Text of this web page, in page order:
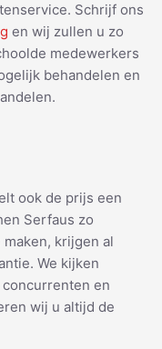
Schrijf ons
en wij zullen u zo
medewerkers
behandelen en
ook de prijs een
Serfaus zo
krijgen al
We kijken
en
wij u altijd de